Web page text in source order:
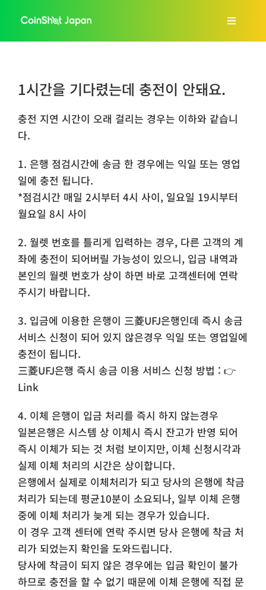
츠
Toggle
회사소개
한국어
1시간을 기다렸는데 충전이 안돼요.
충전 지연 시간이 오래 걸리는 경우는 이하와 같습니
다.
1. 은행 점검시간에 송금 한 경우에는 익일 또는 영업
일에 충전 됩니다.
*점검시간 매일 2시부터 4시 사이, 일요일 19시부터
월요일 8시 사이
2. 월렛 번호를 틀리게 입력하는 경우, 다른 고객의 계
좌에 충전이 되어버릴 가능성이 있으니, 입금 내역과
본인의 월렛 번호가 상이 하면 바로 고객센터에 연락
주시기 바랍니다.
3. 입금에 이용한 은행이 三菱UFJ은행인데 즉시 송금
서비스 신청이 되어 있지 않은경우 익일 또는 영업일에
충전이 됩니다.
三菱UFJ은행 즉시 송금 이용 서비스 신청 방법 : 👉
Link
4. 이체 은행이 입금 처리를 즉시 하지 않는경우
일본은행은 시스템 상 이체시 즉시 잔고가 반영 되어
즉시 이체가 되는 것 처럼 보이지만, 이체 신청시각과
실제 이체 처리의 시간은 상이합니다.
은행에서 실제로 이체처리가 되고 당사의 은행에 착금
처리가 되는데 평균10분이 소요되나, 일부 이체 은행
중에 이체 처리가 늦게 되는 경우가 있습니다.
이 경우 고객 센터에 연락 주시면 당사 은행에 착금 처
리가 되었는지 확인을 도와드립니다.
당사에 착금이 되지 않은 경우에는 입금 확인이 불가
하므로 충전을 할 수 없기 때문에 이체 은행에 직접 문